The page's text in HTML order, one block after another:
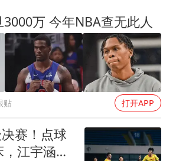
万 今年NBA查无此人
贴 打开APP
赛！点球
江宇涵两